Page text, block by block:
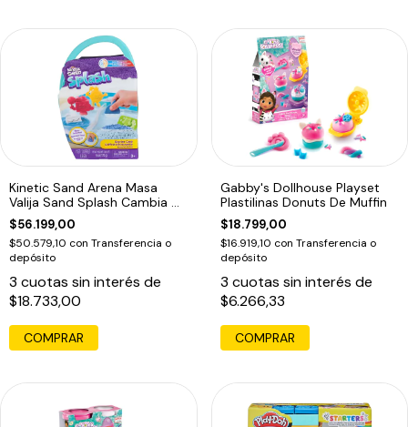
Kinetic Sand Arena Masa
Valija Sand Splash Cambia De
Color
$56.199,00
$50.579,10 con Transferencia o
depósito
3 cuotas sin interés de
$18.733,00
COMPRAR
Gabby's Dollhouse Playset
Plastilinas Donuts De Muffin
$18.799,00
$16.919,10 con Transferencia o
depósito
3 cuotas sin interés de
$6.266,33
COMPRAR